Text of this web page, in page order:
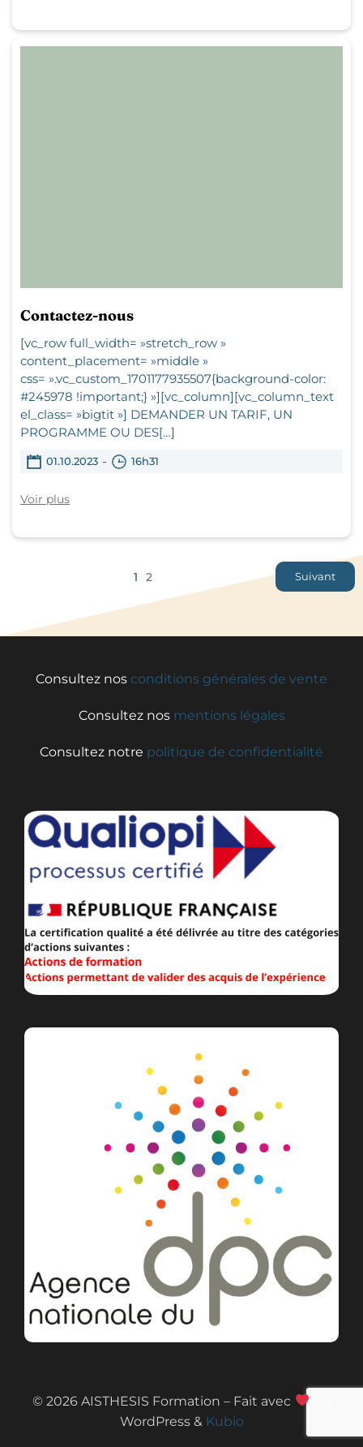
Contactez-nous
[vc_row full_width= »stretch_row »
content_placement= »middle »
css= ».vc_custom_1701177935507{background-color:
#245978 !important;} »][vc_column][vc_column_text
el_class= »bigtit »] DEMANDER UN TARIF, UN
PROGRAMME OU DES[…]
01.10.2023 - 16h31
Voir plus
1 2 Suivant
Consultez nos conditions générales de vente
Consultez nos mentions légales
Consultez notre politique de confidentialité
© 2026 AISTHESIS Formation – Fait avec
WordPress & Kubio